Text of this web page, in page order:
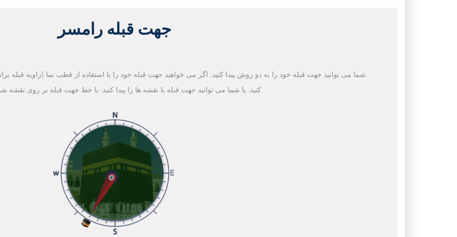
جهت قبله رامسر
شما می توانید جهت قبله خود را به دو روش پیدا کنید. اگر می خواهید جهت قبله خود را با استفاده از قطب نما (زاویه قبله
کنید. یا شما می توانید جهت قبله با نقشه ها را پیدا کنید. با خط جهت قبله بر روی نقشه